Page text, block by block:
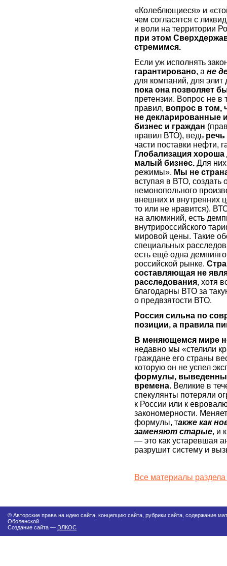
«Колеблющиеся» и
чем согласятся с
и воли на территории
при этом
стремимся.
Если уж исполнять
гарантировано, а не
для компаний, для
пока она позволяет
претензии. Вопрос не в
правил, вопрос в том,
не
бизнес и граждан
правил ВТО), ведь речь
части поставки нефти,
Глобализация хороша
малый бизнес. Для
режимы». Мы не
вступая в ВТО,
немонопольного
внешних и внутренних
то или не нравится).
на алюминий, есть
внутрироссийского
мировой цены. Такие
специальных
есть ещё одна
российской рынке.
составляющая не
расследования, хотя
благодарны ВТО за
о предвзятости ВТО.
Россия сильна по
позиции, а правила
В меняющемся мире
недавно мы «стелили
граждане его страны
которую он не успел
формулы,
времена. Великие в
спекулянты потеряли
к России или к
закономерности.
формулы, также как
заменяют старые, и
— это как устаревшая
разрушит систему и
Все материалы
© Авторские права на идею сайта, концепцию сайта, рубрики сайта, содержание
Оболенской.
Создание сайта — ЭЛКОС